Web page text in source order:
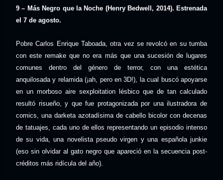
9 – Más Negro que la Noche (Henry Bedwell, 2014). Estrenada
el 7 de agosto.
Pobre Carlos Enrique Taboada, otra vez se revolcó en su tumba
con este remake que no era más que una sucesión de lugares
comunes dentro del género de terror, con una estética
anquilosada y relamida (¡ah, pero en 3D!), la cual buscó apoyarse
en un morboso aire sexploitation lésbico que de tan calculado
resultó risueño, y que fue protagonizada por una ilustradora de
comics, una darketa azotadísima de cabello bicolor con decenas
de tatuajes, cada uno de ellos representando un episodio intenso
de su vida, una novelista pseudo virgen y una española junkie
(eso sin olvidar al gato negro que apareció en la secuencia post-
créditos más ridícula del año).